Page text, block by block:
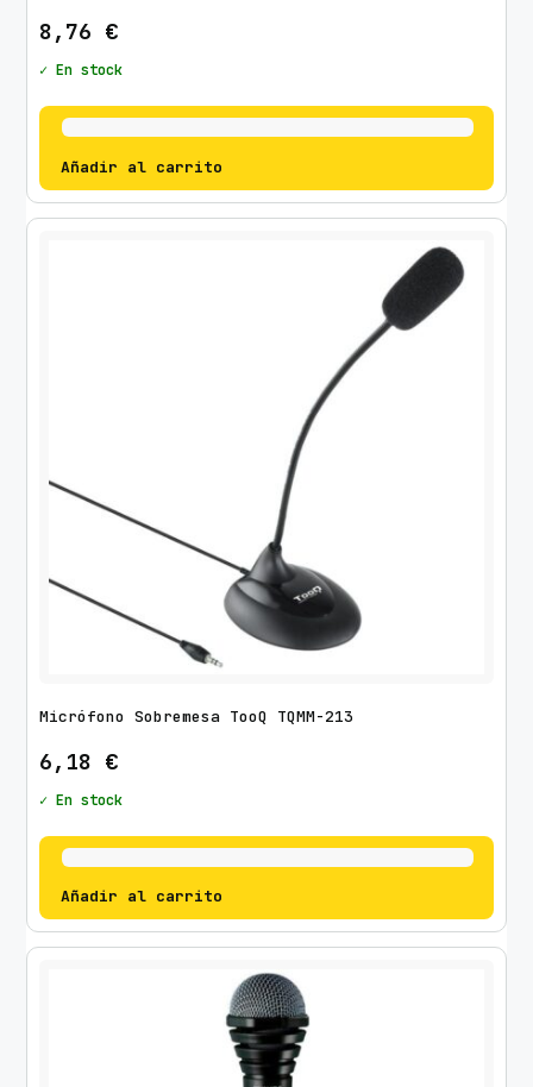
8,76 €
✓ En stock
Añadir al carrito
Micrófono Sobremesa TooQ TQMM-213
6,18 €
✓ En stock
Añadir al carrito